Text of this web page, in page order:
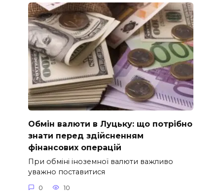
Обмін валюти в Луцьку: що потрібно
знати перед здійсненням
фінансових операцій
При обміні іноземної валюти важливо
уважно поставитися
0 10